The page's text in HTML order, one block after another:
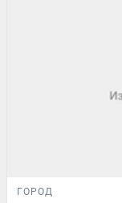
ГОРОД